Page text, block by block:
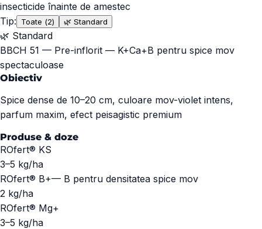
insecticide înainte de amestec
Tip:
Toate (2) 🌿 Standard
🌿 Standard
BBCH 51 — Pre-inflorit — K+Ca+B pentru spice mov
spectaculoase
Obiectiv
Spice dense de 10–20 cm, culoare mov-violet intens,
parfum maxim, efect peisagistic premium
Produse & doze
ROfert® KS
3–5 kg/ha
ROfert® B+— B pentru densitatea spice mov
2 kg/ha
ROfert® Mg+
3–5 kg/ha